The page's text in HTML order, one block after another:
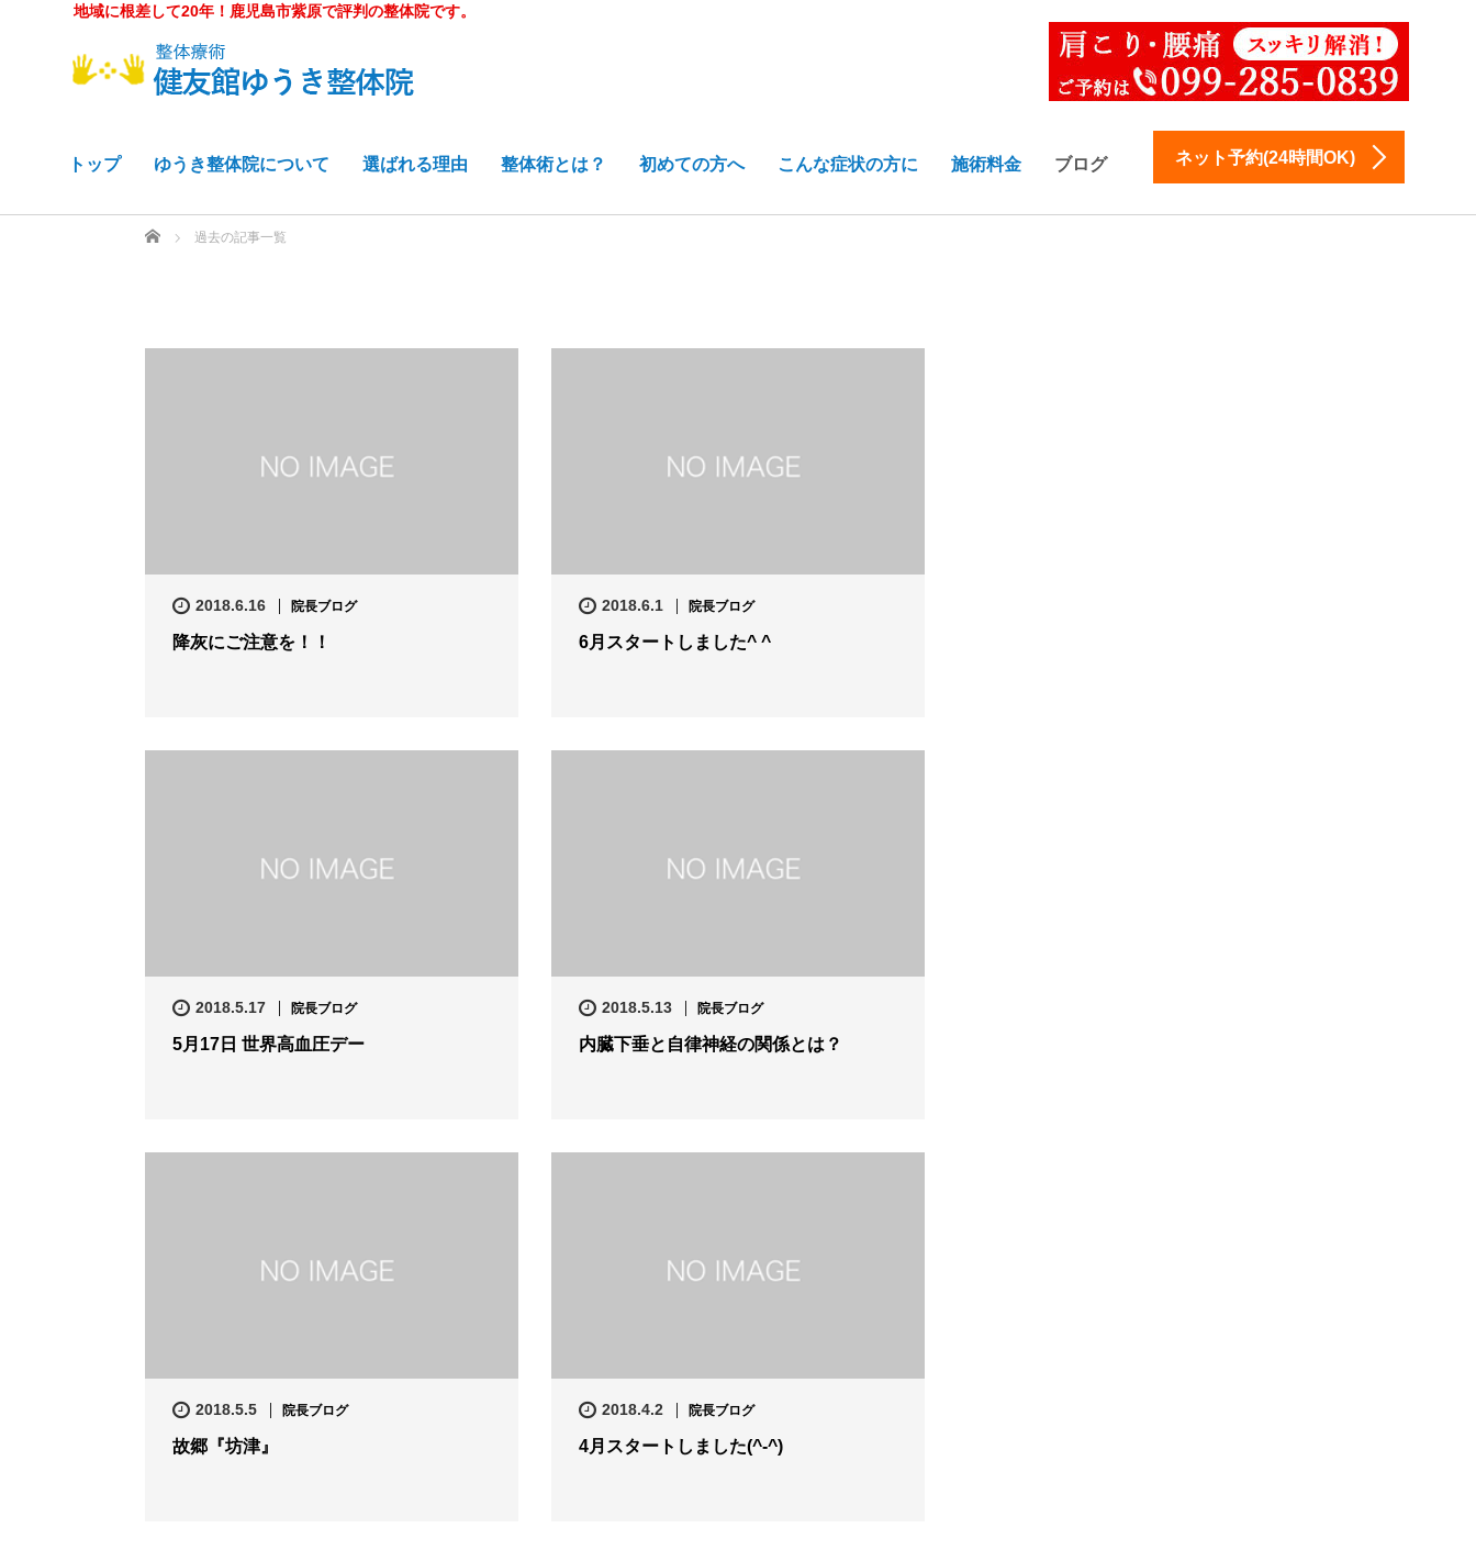
地域に根差して20年！鹿児島市紫原で評判の整体院です。
トップ ゆうき整体院について 選ばれる理由 整体術とは？ 初めての方へ こんな症状の方に 施術料金 ブログ ネット予約(24時間OK)
ホーム 過去の記事一覧
2018.6.16 院長ブログ
降灰にご注意を！！
2018.6.1 院長ブログ
6月スタートしました^ ^
2018.5.17 院長ブログ
5月17日 世界高血圧デー
2018.5.13 院長ブログ
内臓下垂と自律神経の関係とは？
2018.5.5 院長ブログ
故郷『坊津』
2018.4.2 院長ブログ
4月スタートしました(^-^)